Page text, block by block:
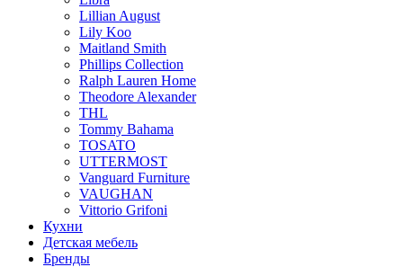
Lillian August
Lily Koo
Maitland Smith
Phillips Collection
Ralph Lauren Home
Theodore Alexander
THL
Tommy Bahama
TOSATO
UTTERMOST
Vanguard Furniture
VAUGHAN
Vittorio Grifoni
Кухни
Детская мебель
Бренды